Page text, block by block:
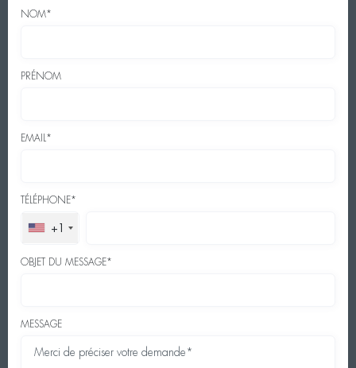
NOM*
PRÉNOM
EMAIL*
TÉLÉPHONE*
+1
OBJET DU MESSAGE*
MESSAGE